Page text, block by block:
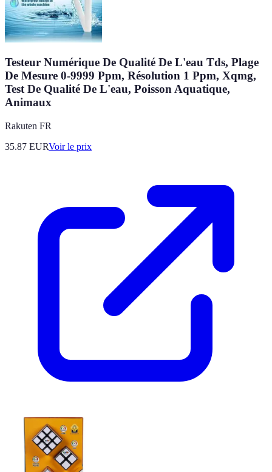
Testeur Numérique De Qualité De L'eau Tds, Plage
De Mesure 0-9999 Ppm, Résolution 1 Ppm, Xqmg,
Test De Qualité De L'eau, Poisson Aquatique,
Animaux
Rakuten FR
35.87 EURVoir le prix